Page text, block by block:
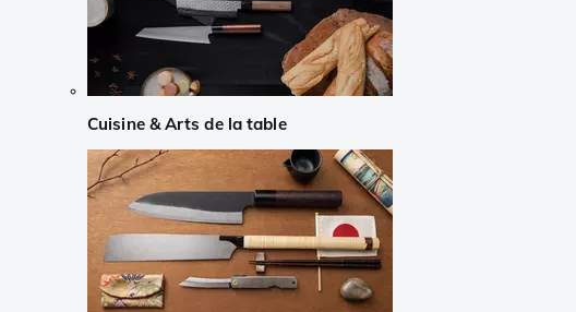
Cuisine & Arts de la table